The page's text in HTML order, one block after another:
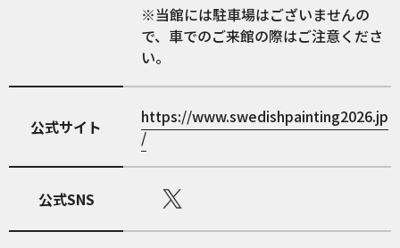
※当館には駐車場はございませんの
で、車でのご来館の際はご注意くださ
い。
公式サイト
https://www.swedishpainting2026.jp
/
公式SNS